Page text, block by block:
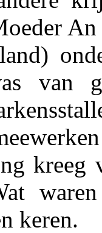
van
kreeg
keren.